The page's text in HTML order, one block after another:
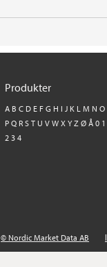
Produkter
A B C D E F G H I J K L M N O
P Q R S T U V W X Y Z Ø Å 0 1
2 3 4
© Nordic Market Data AB